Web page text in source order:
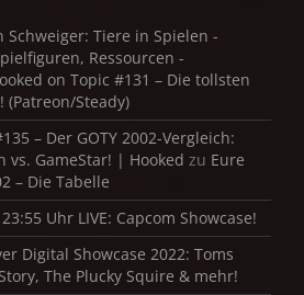
Schweiger: Tiere in Spielen -
Ressourcen -
on Topic #131 – Die tollsten
(Patreon/Steady)
– Der GOTY 2002-Vergleich:
vs. GameStar! | Hooked zu Eure
– Die Tabelle
Uhr LIVE: Capcom Showcase!
Digital Showcase 2022: Toms
The Plucky Squire & mehr!